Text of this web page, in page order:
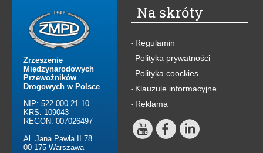
Zrzeszenie
Międzynarodowych
Przewoźników
Drogowych w Polsce
NIP: 522-000-21-10
KRS: 109043
REGON: 007026497
Al. Jana Pawła II 78
00-175 Warszawa
Na skróty
- Regulamin
- Polityka prywatności
- Polityka coockies
- Klauzule informacyjne
- Reklama